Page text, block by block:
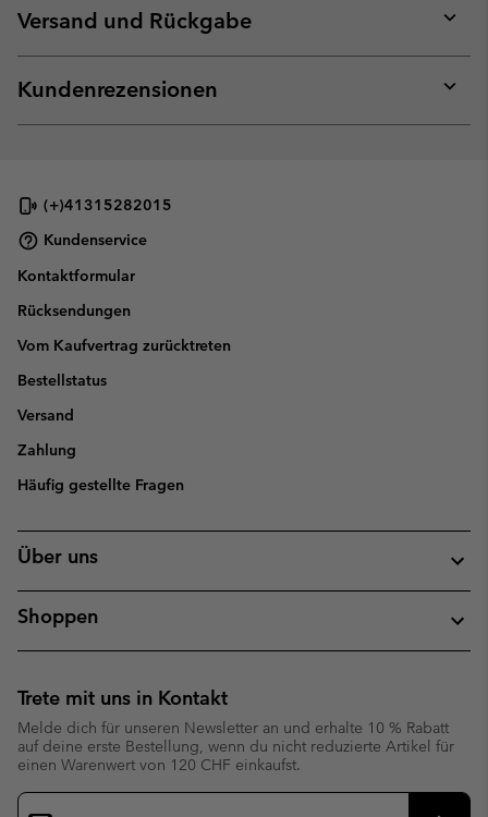
Versand und Rückgabe
or
Kundenrezensionen
or
(+)41315282015
Kundenservice
Kontaktformular
Rücksendungen
Vom Kaufvertrag zurücktreten
Bestellstatus
Versand
Zahlung
Häufig gestellte Fragen
Über uns
Shoppen
Trete mit uns in Kontakt
Melde dich für unseren Newsletter an und erhalte 10 % Rabatt
auf deine erste Bestellung, wenn du nicht reduzierte Artikel für
einen Warenwert von 120 CHF einkaufst.
Newsletter-